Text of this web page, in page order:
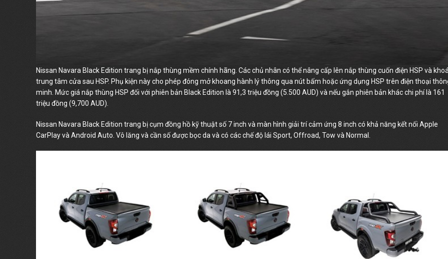
Nissan Navara Black Edition trang bị nắp thùng mềm chính hãng. Các chủ nhân có thể nâng cấp lên nắp thùng cuốn điện HSP và
trung tâm cửa sau HSP. Phụ kiện này cho phép đóng mở khoang hành lý thông qua nút bấm hoặc ứng dụng HSP trên điện thoại
minh. Mức giá nắp thùng HSP đối với phiên bản Black Edition là 91,3 triệu đồng (5.500 AUD) và nếu gắn phiên bản khác chi phí là 161
triệu đồng (9,700 AUD).
Nissan Navara Black Edition trang bị cụm đồng hồ kỹ thuật số 7 inch và màn hình giải trí cảm ứng 8 inch có khả năng kết nối Apple
CarPlay và Android Auto. Vô lăng và cần số được bọc da và có các chế độ lái Sport, Offroad, Tow và Normal.